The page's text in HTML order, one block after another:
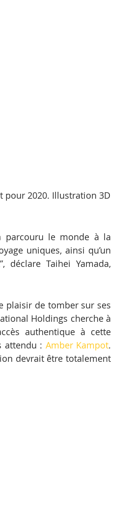
pour 2020. Illustration 3D
parcouru le monde à la
uniques, ainsi qu’un
déclare Taihei Yamada,
plaisir de tomber sur ses
Holdings cherche à
authentique à cette
attendu : Amber Kampot.
devrait être totalement